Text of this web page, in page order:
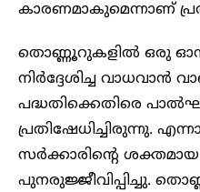
കാരണമാകുമെന്നാണ്
തൊണ്ണൂറുകളിൽ ഒരു
നിർദ്ദേശിച്ച വാധവാൻ
പദ്ധതിക്കെതിരെ
പ്രതിഷേധിച്ചിരുന്നു.
സർക്കാരിന്റെ
പുനരുജ്ജീവിപ്പിച്ചു.